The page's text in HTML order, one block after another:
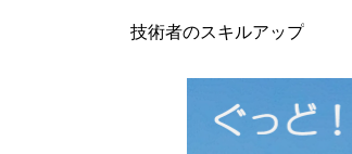
技術者のスキルアップ